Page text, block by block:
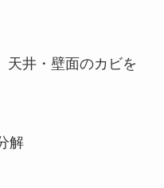
天井・壁面のカビを
解